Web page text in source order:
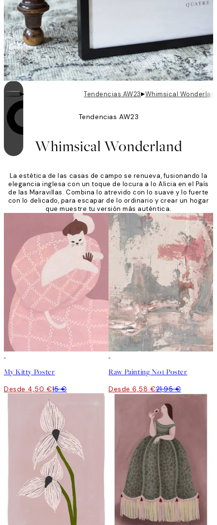
El bucle está activado
▸ Tendencias AW23▸Whimsical
Tendencias AW23
Whimsical Wonderland
La estética de las casas de campo se renueva, fusionando la
elegancia inglesa con un toque de locura a lo Alicia en el País
de las Maravillas. Combina lo atrevido con lo suave y lo fuerte
con lo delicado, para escapar de lo ordinario y crear un hogar
que muestre tu versión más auténtica.
My Kitty Poster
Desde 4,50 €15 €
Raw Painting No1 Poster
Desde 6,58 €21,95 €